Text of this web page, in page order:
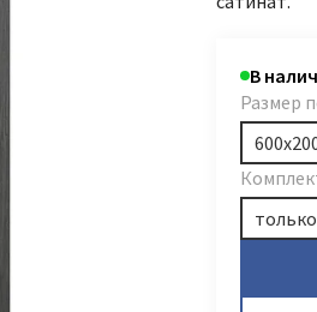
В
Размер